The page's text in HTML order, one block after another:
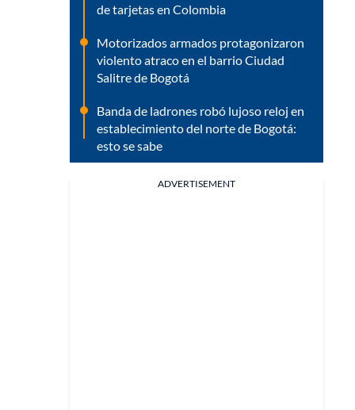
de tarjetas en Colombia
Motorizados armados protagonizaron
violento atraco en el barrio Ciudad
Salitre de Bogotá
Banda de ladrones robó lujoso reloj en
establecimiento del norte de Bogotá:
esto se sabe
ADVERTISEMENT